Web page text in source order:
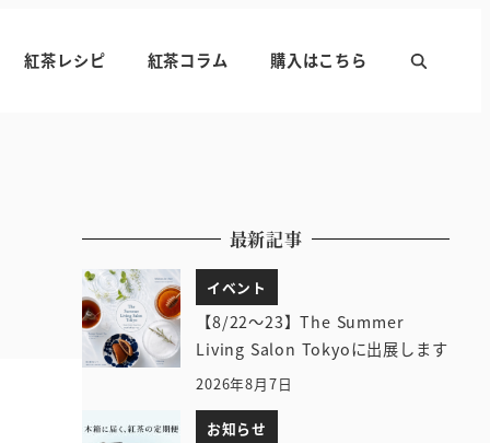
紅茶レシピ 紅茶コラム 購入はこちら
最新記事
イベント
【8/22～23】The Summer
Living Salon Tokyoに出展します
2026年8月7日
お知らせ